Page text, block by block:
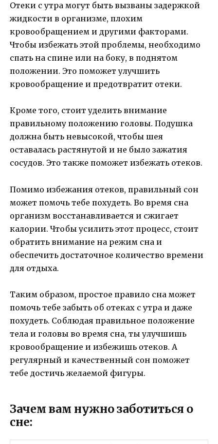
Отеки с утра могут быть вызваны задержкой
жидкости в организме, плохим
кровообращением и другими факторами.
Чтобы избежать этой проблемы, необходимо
спать на спине или на боку, в поднятом
положении. Это поможет улучшить
кровообращение и предотвратит отеки.
Кроме того, стоит уделить внимание
правильному положению головы. Подушка
должна быть невысокой, чтобы шея
оставалась растянутой и не было зажатия
сосудов. Это также поможет избежать отеков.
Помимо избежания отеков, правильный сон
может помочь тебе похудеть. Во время сна
организм восстанавливается и сжигает
калории. Чтобы усилить этот процесс, стоит
обратить внимание на режим сна и
обеспечить достаточное количество времени
для отдыха.
Таким образом, простое правило сна может
помочь тебе забыть об отеках с утра и даже
похудеть. Соблюдая правильное положение
тела и головы во время сна, ты улучшишь
кровообращение и избежишь отеков. А
регулярный и качественный сон поможет
тебе достичь желаемой фигуры.
Зачем вам нужно заботиться о
сне: